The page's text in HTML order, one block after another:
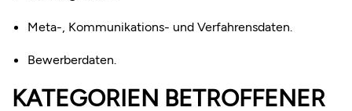
Meta-, Kommunikations- und Verfahrensdaten.
Bewerberdaten.
KATEGORIEN BETROFFENER